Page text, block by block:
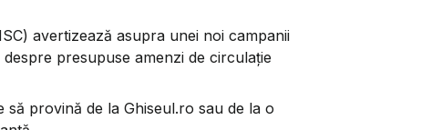
avertizează asupra unei noi campanii
presupuse amenzi de circulație
provină de la Ghiseul.ro sau de la o